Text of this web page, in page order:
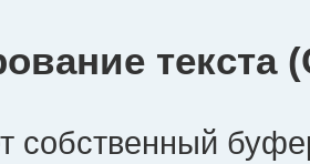
текста
собственный